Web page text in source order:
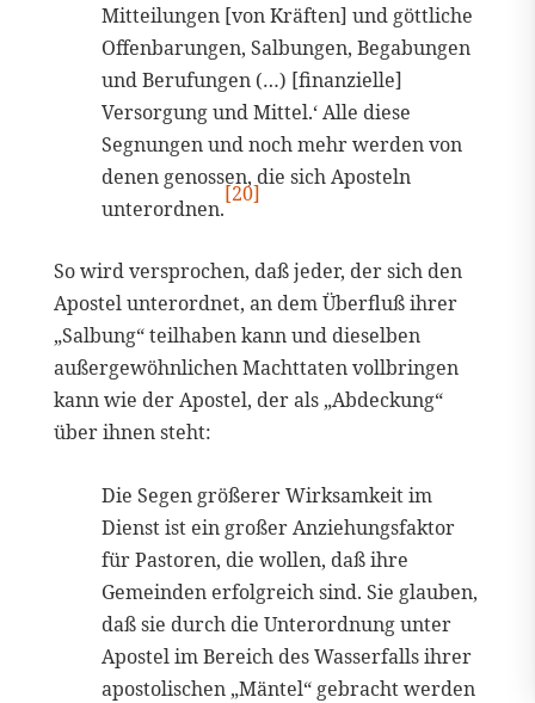
Mitteilungen [von Kräften] und göttliche
Offenbarungen, Salbungen, Begabungen
und Berufungen (…) [finanzielle]
Versorgung und Mittel.‘ Alle diese
Segnungen und noch mehr werden von
denen genossen, die sich Aposteln
unterordnen.
[20]
So wird versprochen, daß jeder, der sich den
Apostel unterordnet, an dem Überfluß ihrer
„Salbung“ teilhaben kann und dieselben
außergewöhnlichen Machttaten vollbringen
kann wie der Apostel, der als „Abdeckung“
über ihnen steht:
Die Segen größerer Wirksamkeit im
Dienst ist ein großer Anziehungsfaktor
für Pastoren, die wollen, daß ihre
Gemeinden erfolgreich sind. Sie glauben,
daß sie durch die Unterordnung unter
Apostel im Bereich des Wasserfalls ihrer
apostolischen „Mäntel“ gebracht werden